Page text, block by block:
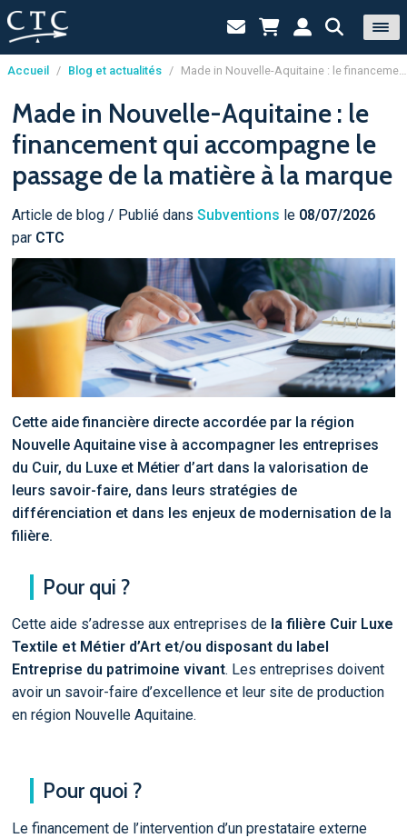
Panneau de gestion des cookies
Accueil / Blog et actualités / Made in Nouvelle-Aquitaine : le financement qui accompagne le passage de la matière à la marque
Made in Nouvelle-Aquitaine : le
financement qui accompagne le
passage de la matière à la marque
Article de blog / Publié dans Subventions le 08/07/2026
par CTC
Cette aide financière directe accordée par la région
Nouvelle Aquitaine vise à accompagner les entreprises
du Cuir, du Luxe et Métier d’art dans la valorisation de
leurs savoir-faire, dans leurs stratégies de
différenciation et dans les enjeux de modernisation de la
filière.
Pour qui ?
Cette aide s’adresse aux entreprises de la filière Cuir Luxe
Textile et Métier d’Art et/ou disposant du label
Entreprise du patrimoine vivant. Les entreprises doivent
avoir un savoir-faire d’excellence et leur site de production
en région Nouvelle Aquitaine.
Pour quoi ?
Le financement de l’intervention d’un prestataire externe